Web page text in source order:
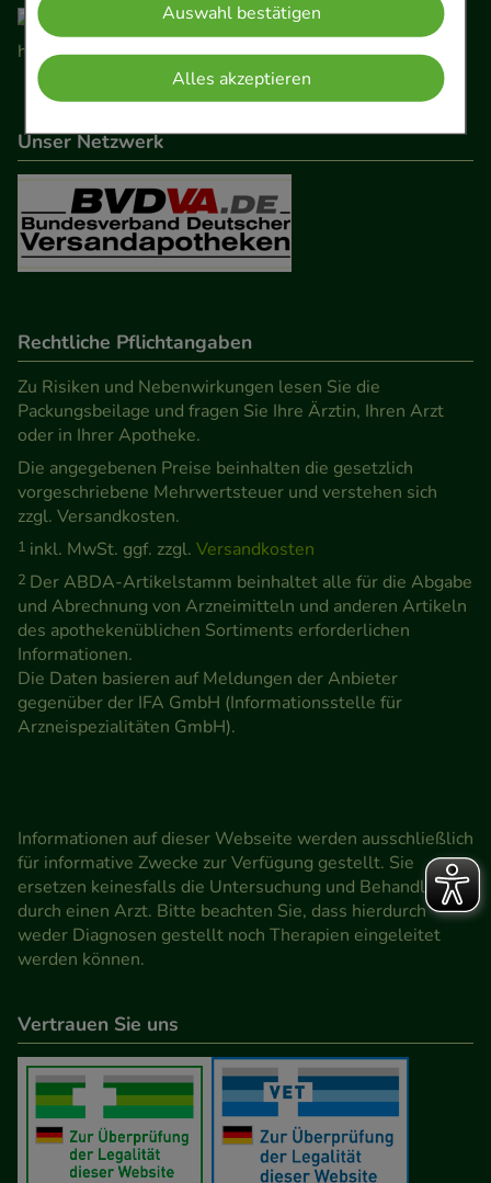
Warenkorb, Kundenkonto), weshalb auf diese nicht
verzichtet werden kann.
Komfort:Diese Cookies werden genutzt um das
Einkaufserlebnis noch ansprechender zu gestalten,
beispielsweise für die Wiedererkennung des
Besuchers oder unsere Seite an bevorzugte
Verhaltensweisen (z.B. Spracheinstellung)
anzupassen. Komfort-Cookies ermöglichen es uns
betreiben.
Statistik & Tracking:Hierüber lassen sich
Informationen über die Art und Weise der Nutzung
unserer Website sammeln, mit deren Hilfe wir
unsere Website weiter für Sie optimieren können,
den Inhalt auf unserer Website aber auch die
Werbung auf Drittseiten möglichst relevant für Sie
zu gestalten. Bitte beachten Sie, dass Daten hierfür
teilweise an Dritte wie z.B. Google oder soziale
Medien übertragen werden.
Auswahl bestätigen
Alles akzeptieren
Unser Netzwerk
Rechtliche Pflichtangaben
Zu Risiken und Nebenwirkungen lesen Sie die
Packungsbeilage und fragen Sie Ihre Ärztin, Ihren Arzt
oder in Ihrer Apotheke.
Die angegebenen Preise beinhalten die gesetzlich
vorgeschriebene Mehrwertsteuer und verstehen sich
zzgl. Versandkosten.
1 inkl. MwSt. ggf. zzgl. Versandkosten
2 Der ABDA-Artikelstamm beinhaltet alle für die Abgabe
und Abrechnung von Arzneimitteln und anderen Artikeln
des apothekenüblichen Sortiments erforderlichen
Informationen.
Die Daten basieren auf Meldungen der Anbieter
gegenüber der IFA GmbH (Informationsstelle für
Arzneispezialitäten GmbH).
Informationen auf dieser Webseite werden ausschließlich
für informative Zwecke zur Verfügung gestellt. Sie
ersetzen keinesfalls die Untersuchung und Behandlung
durch einen Arzt. Bitte beachten Sie, dass hierdurch
weder Diagnosen gestellt noch Therapien eingeleitet
werden können.
Vertrauen Sie uns